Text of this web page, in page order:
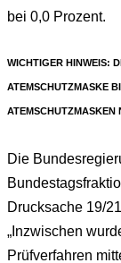
bei 0,0 Prozent.
WICHTIGER HINWEIS:
ATEMSCHUTZMASKE
ATEMSCHUTZMASKEN
Die
Drucksache 19/
„Inzwischen
Prüfverfahren